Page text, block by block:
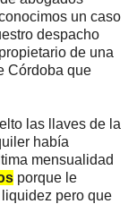
un caso
despacho
de una
Córdoba que
las llaves de la
había
mensualidad
porque le
pero que